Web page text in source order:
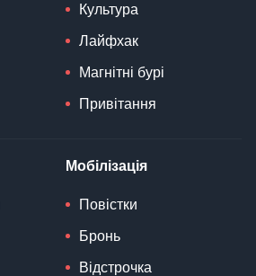
Культура
Лайфхак
Магнітні бурі
Привітання
Мобілізація
Повістки
Бронь
Відстрочка